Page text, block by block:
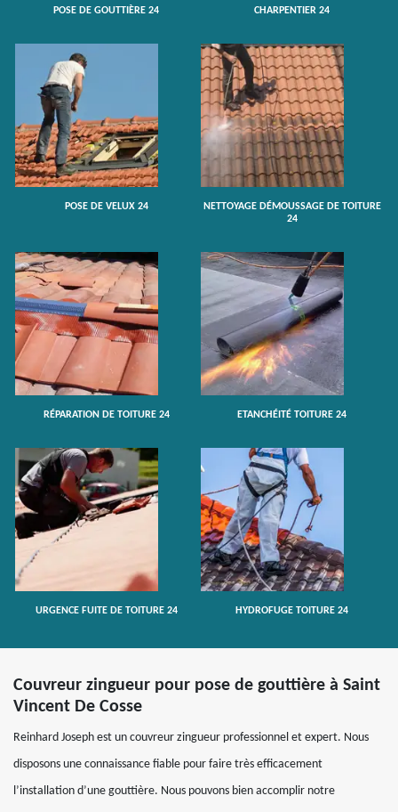
POSE DE GOUTTIÈRE 24 CHARPENTIER 24
POSE DE VELUX 24
NETTOYAGE DÉMOUSSAGE DE TOITURE
24
RÉPARATION DE TOITURE 24 ETANCHÉITÉ TOITURE 24
URGENCE FUITE DE TOITURE 24 HYDROFUGE TOITURE 24
Couvreur zingueur pour pose de gouttière à Saint
Vincent De Cosse
Reinhard Joseph est un couvreur zingueur professionnel et expert. Nous
disposons une connaissance fiable pour faire très efficacement
l’installation d’une gouttière. Nous pouvons bien accomplir notre